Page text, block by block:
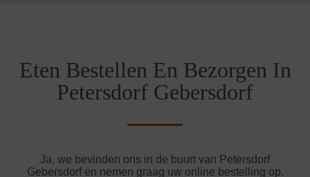
Eten Bestellen En Bezorgen In
Petersdorf Gebersdorf
Ja, we bevinden ons in de buurt van Petersdorf
Gebersdorf en nemen graag uw online bestelling op.